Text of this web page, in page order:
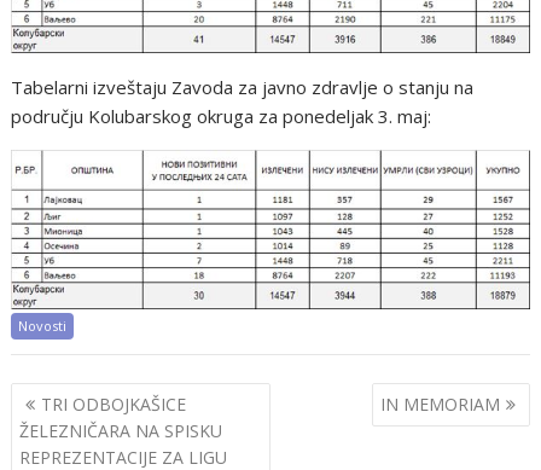
Tabelarni izveštaju Zavoda za javno zdravlje o stanju na
području Kolubarskog okruga za ponedeljak 3. maj:
Novosti
Post
navigation
TRI ODBOJKAŠICE
ŽELEZNIČARA NA SPISKU
REPREZENTACIJE ZA LIGU
IN MEMORIAM